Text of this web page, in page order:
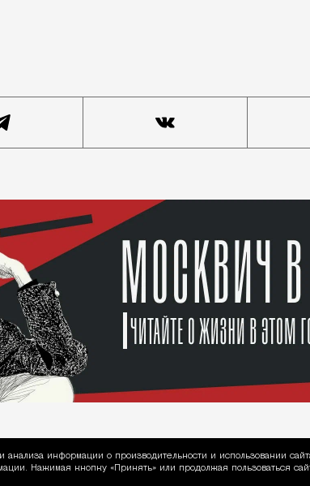
информации о производительности и использовании
Нажимая кнопку «Принять» или продолжая пользоваться